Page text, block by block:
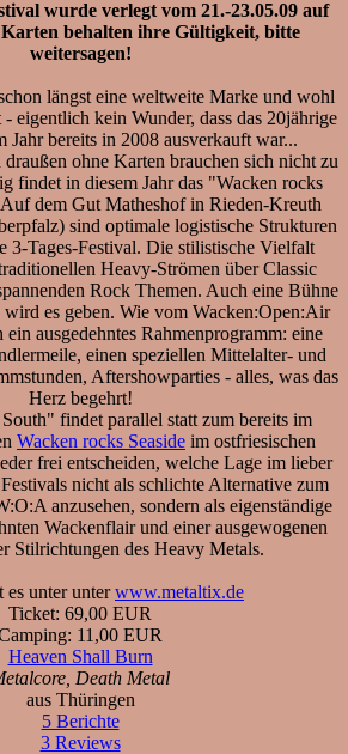
wurde verlegt vom 21.-23.05.09 auf
Karten behalten ihre Gültigkeit, bitte
weitersagen!
längst eine weltweite Marke und wohl
eigentlich kein Wunder, dass das 20jährige
Jahr bereits in 2008 ausverkauft war...
ohne Karten brauchen sich nicht zu
findet in diesem Jahr das "Wacken rocks
dem Gut Matheshof in Rieden-Kreuth
sind optimale logistische Strukturen
3-Tages-Festival. Die stilistische Vielfalt
Heavy-Strömen über Classic
Rock Themen. Auch eine Bühne
es geben. Wie vom Wacken:Open:Air
ausgedehntes Rahmenprogramm: eine
einen speziellen Mittelalter- und
Aftershowparties - alles, was das
Herz begehrt!
findet parallel statt zum bereits im
Wacken rocks Seaside im ostfriesischen
frei entscheiden, welche Lage im lieber
nicht als schlichte Alternative zum
anzusehen, sondern als eigenständige
Wackenflair und einer ausgewogenen
Stilrichtungen des Heavy Metals.
es unter unterwww.metaltix.de
Ticket: 69,00 EUR
11,00 EUR
Heaven Shall Burn
Death Metal
aus Thüringen
5 Berichte
3 Reviews